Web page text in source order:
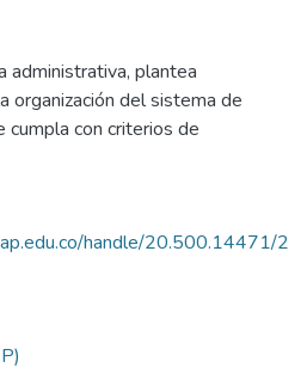
administrativa, plantea
organización del sistema de
cumpla con criterios de
handle/20.500.14471/2